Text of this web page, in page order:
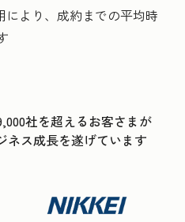
により、成約までの平均時
社を超えるお客さまが
ネス成長を遂げています